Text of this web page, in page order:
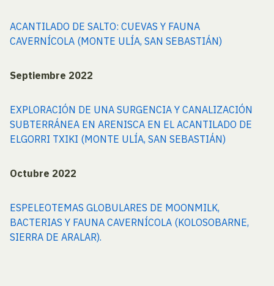
ACANTILADO DE SALTO: CUEVAS Y FAUNA
CAVERNÍCOLA (MONTE ULÍA, SAN SEBASTIÁN)
Septiembre 2022
EXPLORACIÓN DE UNA SURGENCIA Y CANALIZACIÓN
SUBTERRÁNEA EN ARENISCA EN EL ACANTILADO DE
ELGORRI TXIKI (MONTE ULÍA, SAN SEBASTIÁN)
Octubre 2022
ESPELEOTEMAS GLOBULARES DE MOONMILK,
BACTERIAS Y FAUNA CAVERNÍCOLA (KOLOSOBARNE,
SIERRA DE ARALAR).